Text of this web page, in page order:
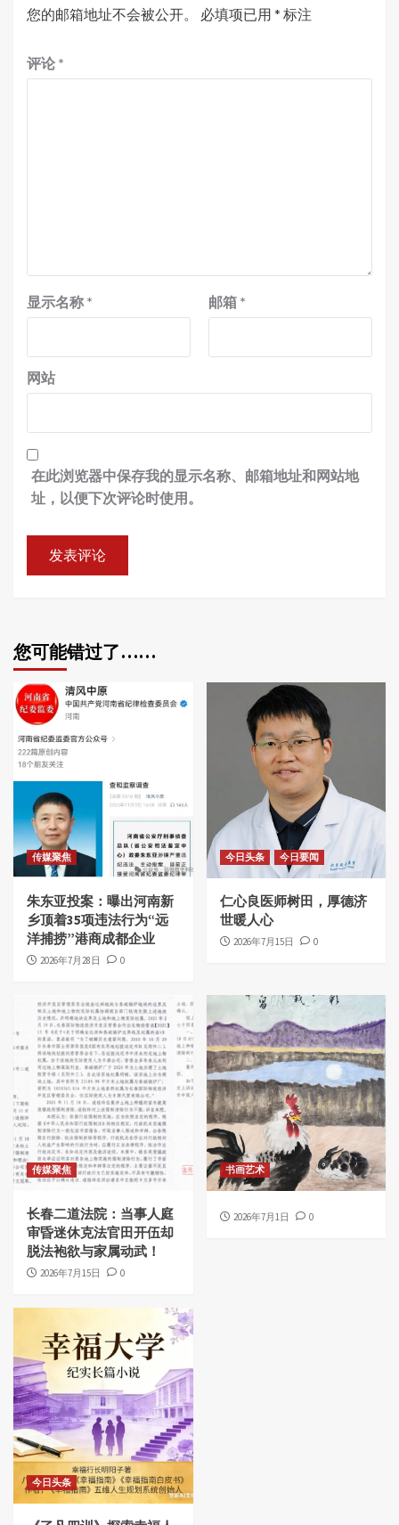
您的邮箱地址不会被公开。 必填项已用 * 标注
评论 *
显示名称 * 邮箱 *
网站
在此浏览器中保存我的显示名称、邮箱地址和网站地
址，以便下次评论时使用。
您可能错过了……
传媒聚焦
朱东亚投案：曝出河南新
乡顶着35项违法行为“远
洋捕捞”港商成都企业
2026年7月28日 0
今日头条 今日要闻
仁心良医师树田，厚德济
世暖人心
2026年7月15日 0
传媒聚焦
长春二道法院：当事人庭
审昏迷休克法官田开伍却
脱法袍欲与家属动武！
2026年7月15日 0
书画艺术
2026年7月1日 0
今日头条